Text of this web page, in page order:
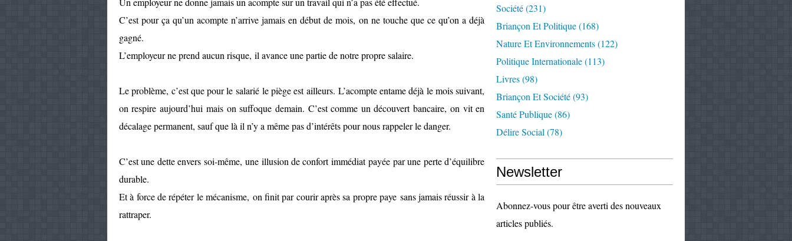
C’est pour ça qu’un acompte n’arrive jamais en début de mois, on ne touche que ce qu’on a déjà
gagné.
L’employeur ne prend aucun risque, il avance une partie de notre propre salaire.
Le problème, c’est que pour le salarié le piège est ailleurs. L’acompte entame déjà le mois suivant,
on respire aujourd’hui mais on suffoque demain. C’est comme un découvert bancaire, on vit en
décalage permanent, sauf que là il n’y a même pas d’intérêts pour nous rappeler le danger.
C’est une dette envers soi-même, une illusion de confort immédiat payée par une perte d’équilibre
durable.
Et à force de répéter le mécanisme, on finit par courir après sa propre paye sans jamais réussir à la
rattraper.
Société(231)
Briançon Et Politique(168)
Nature Et Environnements(122)
Politique Internationale(113)
Livres(98)
Briançon Et Société(93)
Santé Publique(86)
Délire Social (78)
Newsletter
Abonnez-vous pour être averti des nouveaux
articles publiés.